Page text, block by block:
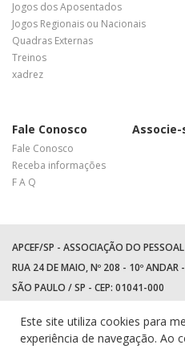
Jogos dos Aposentados
Jogos Regionais ou Nacionais
Quadras Externas
Treinos
xadrez
Fale Conosco
Fale Conosco
Receba informações
F A Q
Associe-
APCEF/SP - ASSOCIAÇÃO DO
RUA 24 DE MAIO, Nº 208 - 10º ANDAR -
SÃO PAULO / SP - CEP: 01041-000
WhatsApp: (11) 94597-5758
Este site utiliza cookies para
experiência de navegação. Ao